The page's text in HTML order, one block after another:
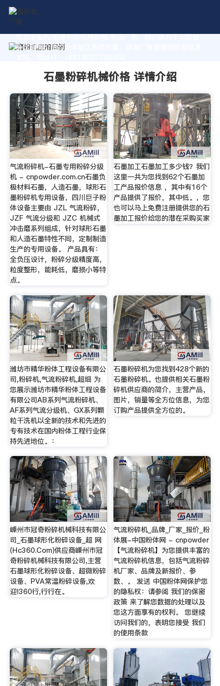
作为专业的 石墨粉碎机械价格 制造厂家，我们致力于为您量
身定制高价值的粉体加工系统方案。获取厂家直销报价及技术
石墨粉碎机械价格 详情介绍
气流粉碎机-石墨专用粉碎分级
机 - cnpowder.com.cn石墨负
极材料石墨，人造石墨，球形石
墨粉碎机专用设备，四川巨子粉
体设备主要由 JZL 气流粉碎，
JZF 气流分级和 JZC 机械式
冲击磨系列组成，针对球形石墨
和人造石墨特性不同，定制制造
生产的专用设备。 产品具有：
全负压设计，粉碎分级精度高，
粒度整形，能耗低，磨损小等特
点。
石墨加工石墨加工多少钱？我们
这里一共为您找到62个石墨加
工产品报价信息 ，其中有16个
产品提供了报价，其中低。，您
也可以马上免费注册提供您的石
墨加工报价给您的潜在采购买家
潍坊市精华粉体工程设备有限公
司,粉碎机,气流粉碎机,超细 为
您展示潍坊市精华粉体工程设备
有限公司AB系列气流粉碎机、
AF系列气流分级机、GX系列颗
粒干洗机以全新的技术和先进的
专有技术在国内粉体工程行业保
持先进地位。：
石墨粉碎机为您找到428个新的
石墨粉碎机。也提供相关石墨粉
碎机供应商的简介，主营产品，
图片，销量等全方位信息，为您
订购产品提供全方位的。
嵊州市冠奇粉碎机械科技有限公
司_石墨球形化粉碎设备_超 网
(Hc360.Com)供应商嵊州市冠
奇粉碎机械科技有限公司,主营
石墨球形化粉碎设备、超微粉碎
设备、PVA常温粉碎设备,欢
迎!360行,行行在。
气流粉碎机_品牌_厂家_报价_粉
体展-中国粉体网 - cnpowder
【气流粉碎机】为您提供丰富的
气流粉碎机信息，包括气流粉碎
机厂家、品牌及新报价、参
数、。 发送 中国粉体网保护您
的隐私权：请参阅 我们的保密
政策 来了解您数据的处理以及
您这方面享有的权利。 您继续
访问我们的，表明您接受 我们
的使用条款